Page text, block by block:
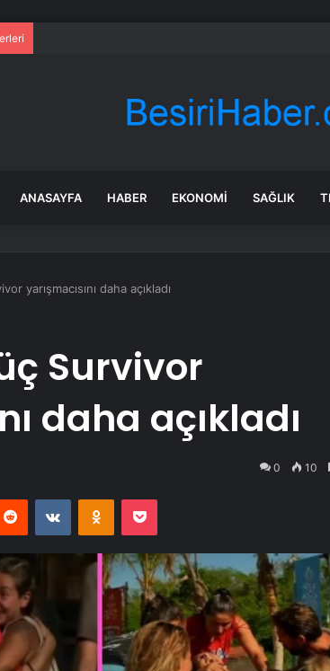
ANASAYFA HABER EKONOMI SAĞLIK
yarışmacısını daha açıkladı
Survivor
daha açıkladı
0 10
Reddit VKontakteOdnoklassniki
Pocket